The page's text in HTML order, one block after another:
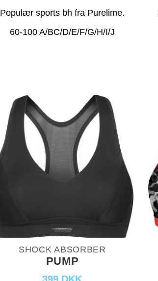
Populær sports bh fra Purelime.
60-100 A/BC/D/E/F/G/H/I/J
SHOCK ABSORBER
PUMP
399 DKK